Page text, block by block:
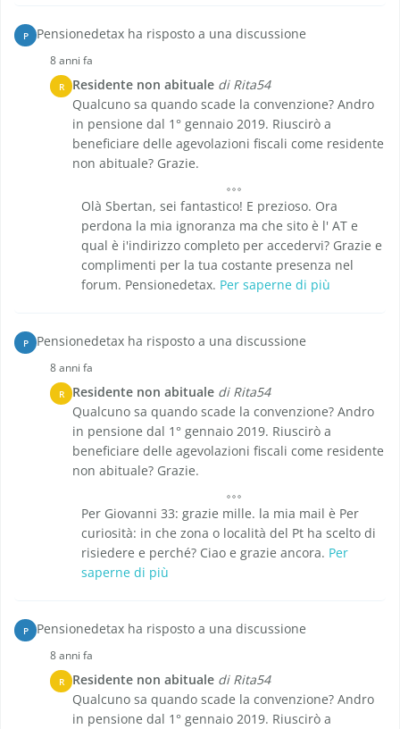
P Pensionedetax ha risposto a una discussione
8 anni fa
R Residente non abituale di Rita54
Qualcuno sa quando scade la convenzione? Andro
in pensione dal 1° gennaio 2019. Riuscirò a
beneficiare delle agevolazioni fiscali come residente
non abituale? Grazie.
Olà Sbertan, sei fantastico! E prezioso. Ora
perdona la mia ignoranza ma che sito è l' AT e
qual è i'indirizzo completo per accedervi? Grazie e
complimenti per la tua costante presenza nel
forum. Pensionedetax. Per saperne di più
P Pensionedetax ha risposto a una discussione
8 anni fa
R Residente non abituale di Rita54
Qualcuno sa quando scade la convenzione? Andro
in pensione dal 1° gennaio 2019. Riuscirò a
beneficiare delle agevolazioni fiscali come residente
non abituale? Grazie.
Per Giovanni 33: grazie mille. la mia mail è Per
curiosità: in che zona o località del Pt ha scelto di
risiedere e perché? Ciao e grazie ancora. Per
saperne di più
P Pensionedetax ha risposto a una discussione
8 anni fa
R Residente non abituale di Rita54
Qualcuno sa quando scade la convenzione? Andro
in pensione dal 1° gennaio 2019. Riuscirò a